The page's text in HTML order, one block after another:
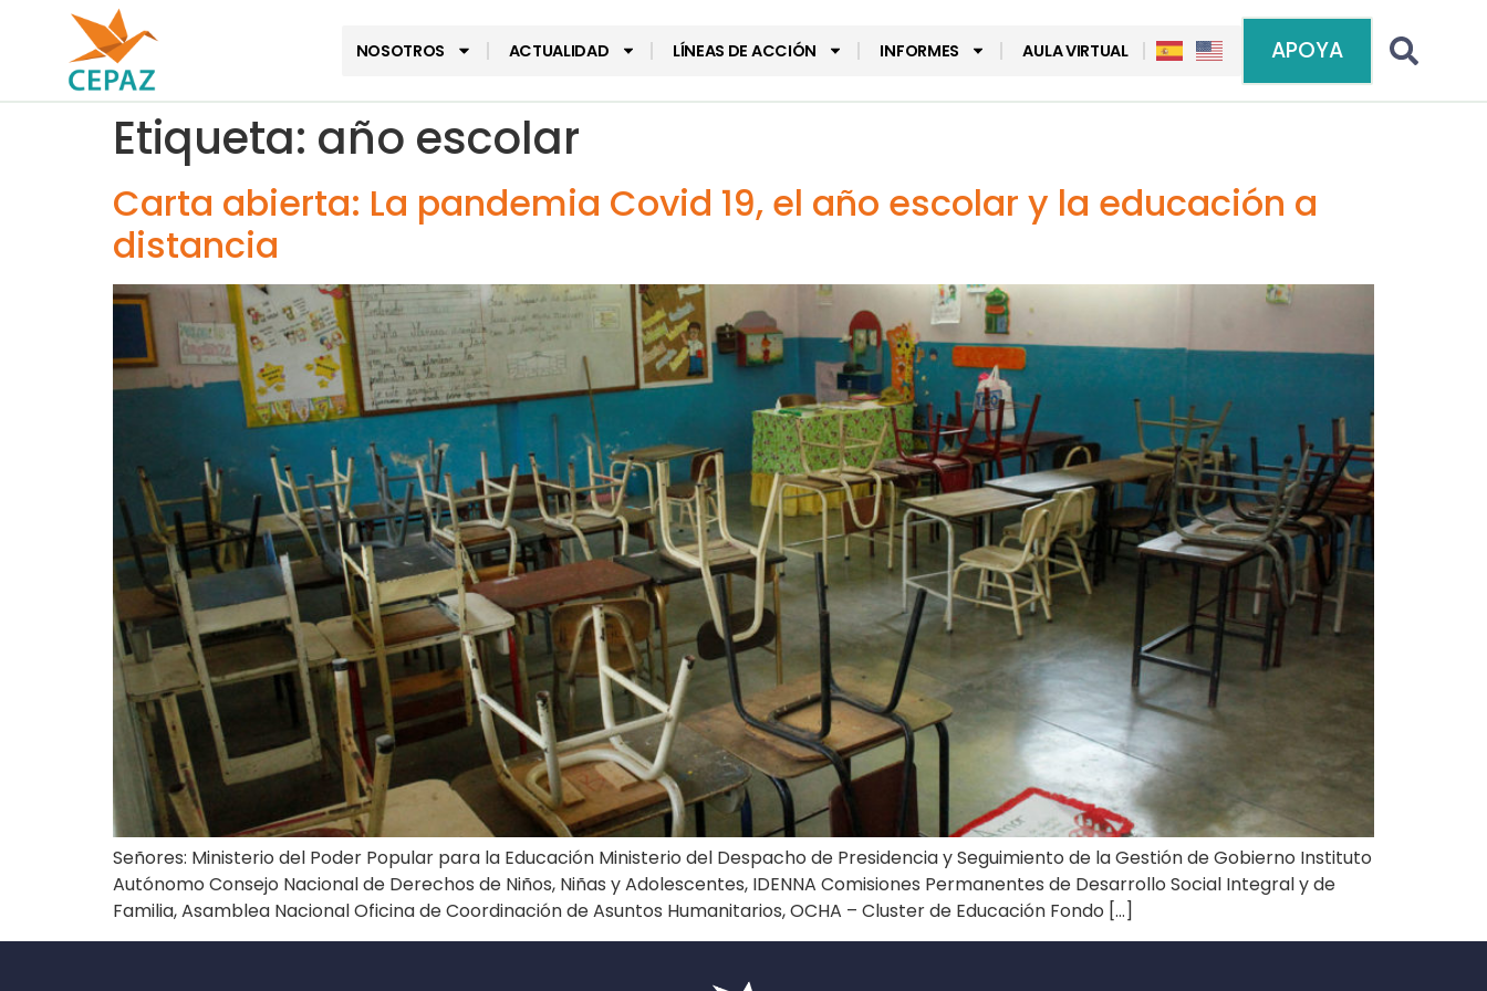
NOSOTROS ACTUALIDAD LÍNEAS DE ACCIÓN INFORMES AULA VIRTUAL APOYA
Etiqueta: año escolar
Carta abierta: La pandemia Covid 19, el año escolar y la educación a
distancia
Señores: Ministerio del Poder Popular para la Educación Ministerio del Despacho de Presidencia y Seguimiento de la Gestión de Gobierno Instituto
Autónomo Consejo Nacional de Derechos de Niños, Niñas y Adolescentes, IDENNA Comisiones Permanentes de Desarrollo Social Integral y de
Familia, Asamblea Nacional Oficina de Coordinación de Asuntos Humanitarios, OCHA – Cluster de Educación Fondo […]